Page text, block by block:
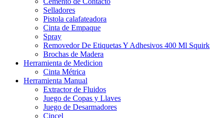
Selladores
Pistola calafateadora
Cinta de Empaque
Spray
Removedor De Etiquetas Y Adhesivos 400 Ml Squirk
Brochas de Madera
Herramienta de Medicion
Cinta Métrica
Herramienta Manual
Extractor de Fluidos
Juego de Copas y Llaves
Juego de Desarmadores
Cincel